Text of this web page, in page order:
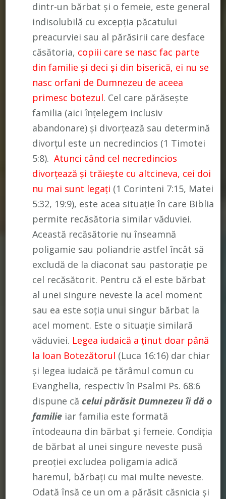
dintr-un bărbat și o femeie, este general
indisolubilă cu excepția păcatului
preacurviei sau al părăsirii care desface
căsătoria, copiii care se nasc fac parte
din familie și deci și din biserică, ei nu se
nasc orfani de Dumnezeu de aceea
primesc botezul. Cel care părăsește
familia (aici înțelegem inclusiv
abandonare) și divorțează sau determină
divorțul este un necredincios (1 Timotei
5:8). Atunci când cel necredincios
divorțează și trăiește cu altcineva, cei doi
nu mai sunt legați (1 Corinteni 7:15, Matei
5:32, 19:9), este acea situație în care Biblia
permite recăsătoria similar văduviei.
Această recăsătorie nu înseamnă
poligamie sau poliandrie astfel încât să
excludă de la diaconat sau pastorație pe
cel recăsătorit. Pentru că el este bărbat
al unei singure neveste la acel moment
sau ea este soția unui singur bărbat la
acel moment. Este o situație similară
văduviei. Legea iudaică a ținut doar până
la Ioan Botezătorul (Luca 16:16) dar chiar
și legea iudaică pe tărâmul comun cu
Evanghelia, respectiv în Psalmi Ps. 68:6
dispune că celui părăsit Dumnezeu îi dă o
familieiar familia este formată
întodeauna din bărbat și femeie. Condiția
de bărbat al unei singure neveste pusă
preoției excludea poligamia adică
haremul, bărbați cu mai multe neveste.
Odată însă ce un om a părăsit căsnicia și